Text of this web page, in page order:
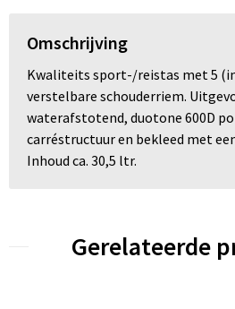
Omschrijving
Kwaliteits sport-/reistas met 5
verstelbare schouderriem.
waterafstotend, duotone 600D
carréstructuur en bekleed met
Inhoud ca. 30,5 ltr.
Gerelateerde